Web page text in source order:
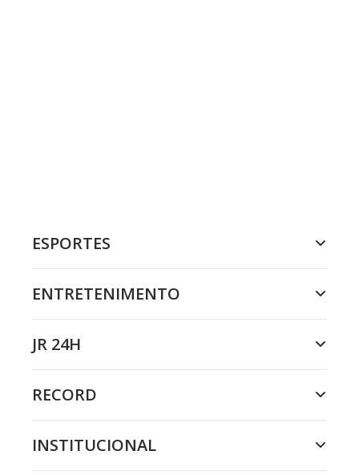
ESPORTES
ENTRETENIMENTO
JR 24H
RECORD
INSTITUCIONAL